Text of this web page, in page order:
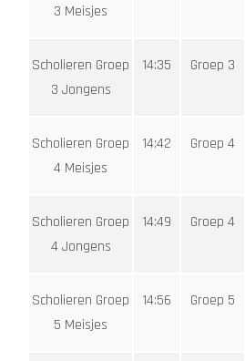
3 Meisjes
Scholieren Groep
3 Jongens
14:35 Groep 3
Scholieren Groep
4 Meisjes
14:42 Groep 4
Scholieren Groep
4 Jongens
14:49 Groep 4
Scholieren Groep
5 Meisjes
14:56 Groep 5